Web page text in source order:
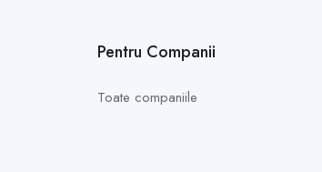
Pentru Companii
Toate companiile